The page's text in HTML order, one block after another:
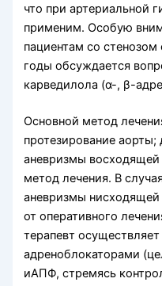
что при артериальной
применим. Особую
пациентам со
годы обсуждается
карведилола (α-, β-
Основной метод
протезирование
аневризмы
метод лечения. В
аневризмы нисходящей
от оперативного
терапевт
адреноблокаторами
иАПФ, стремясь